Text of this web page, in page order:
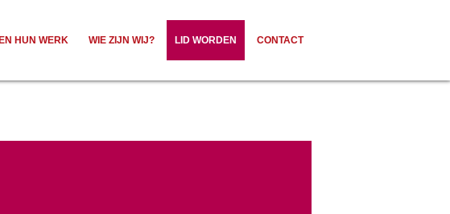
HUN WERK WIE ZIJN WIJ? LID WORDEN CONTACT